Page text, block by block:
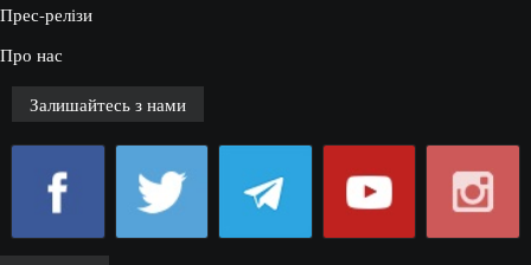
Прес-релізи
Про нас
Залишайтесь з нами